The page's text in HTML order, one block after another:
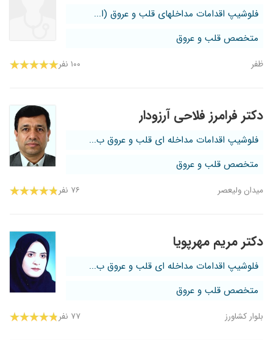
فلوشیپ اقدامات مداخلهای قلب و عروق (ا...
متخصص قلب و عروق
ظفر ۱۰۰ نفر
دکتر فرامرز فلاحی آرزودار
فلوشیپ اقدامات مداخله ای قلب و عروق ب...
متخصص قلب و عروق
میدان ولیعصر ۷۶ نفر
دکتر مریم مهرپویا
فلوشیپ اقدامات مداخله ای قلب و عروق ب...
متخصص قلب و عروق
بلوار کشاورز ۷۷ نفر